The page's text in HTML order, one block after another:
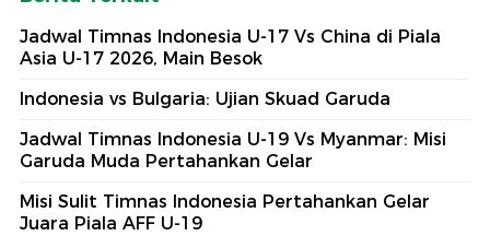
Jadwal Timnas Indonesia U-17 Vs China di Piala
Asia U-17 2026, Main Besok
Indonesia vs Bulgaria: Ujian Skuad Garuda
Jadwal Timnas Indonesia U-19 Vs Myanmar: Misi
Garuda Muda Pertahankan Gelar
Misi Sulit Timnas Indonesia Pertahankan Gelar
Juara Piala AFF U-19